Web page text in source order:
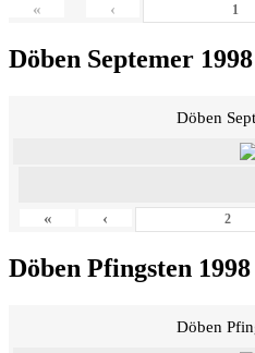
« ‹
Döben Septemer 1998
Döben
« ‹
Döben Pfingsten 1998
Döben